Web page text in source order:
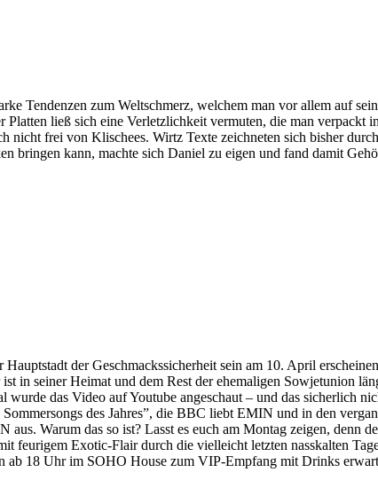
Tendenzen zum Weltschmerz, welchem man vor allem auf
ließ sich eine Verletzlichkeit vermuten, die man verpackt
frei von Klischees. Wirtz Texte zeichneten sich bisher
bringen kann, machte sich Daniel zu eigen und fand damit
der Geschmackssicherheit sein am 10. April
seiner Heimat und dem Rest der ehemaligen Sowjetunion
das Video auf Youtube angeschaut – und das sicherlich
des Jahres”, die BBC liebt EMIN und in den
Warum das so ist? Lasst es euch am Montag zeigen, denn
feurigem Exotic-Flair durch die vielleicht letzten nasskalten
18 Uhr im SOHO House zum VIP-Empfang mit Drinks